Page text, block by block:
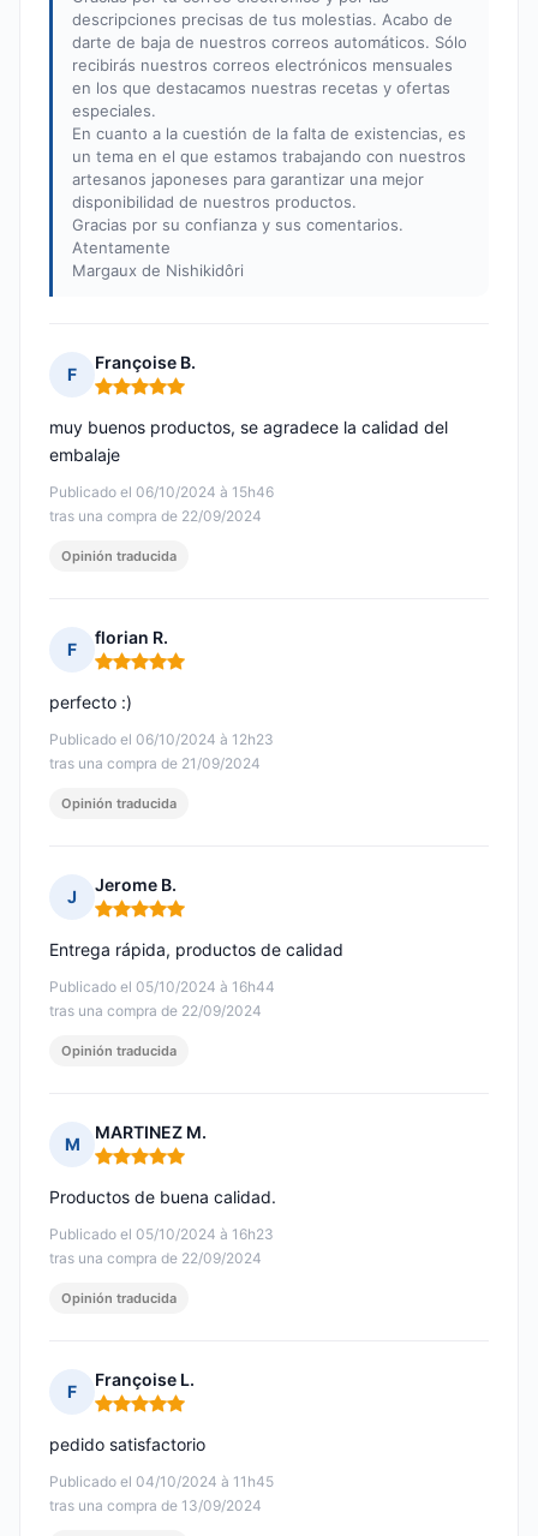
descripciones precisas de tus molestias. Acabo de
darte de baja de nuestros correos automáticos. Sólo
recibirás nuestros correos electrónicos mensuales
en los que destacamos nuestras recetas y ofertas
especiales.
En cuanto a la cuestión de la falta de existencias, es
un tema en el que estamos trabajando con nuestros
artesanos japoneses para garantizar una mejor
disponibilidad de nuestros productos.
Gracias por su confianza y sus comentarios.
Atentamente
Margaux de Nishikidôri
F
Françoise B.
Nota: 5 de 5
Publicado el 06/10/2024 à 15h46
tras una compra de 22/09/2024
muy buenos productos, se agradece la calidad del
embalaje
Opinión traducida
F
florian R.
Nota: 5 de 5
Publicado el 06/10/2024 à 12h23
tras una compra de 21/09/2024
perfecto :)
Opinión traducida
J
Jerome B.
Nota: 5 de 5
Publicado el 05/10/2024 à 16h44
tras una compra de 22/09/2024
Entrega rápida, productos de calidad
Opinión traducida
M
MARTINEZ M.
Nota: 5 de 5
Publicado el 05/10/2024 à 16h23
tras una compra de 22/09/2024
Productos de buena calidad.
Opinión traducida
F
Françoise L.
Nota: 5 de 5
Publicado el 04/10/2024 à 11h45
tras una compra de 13/09/2024
pedido satisfactorio